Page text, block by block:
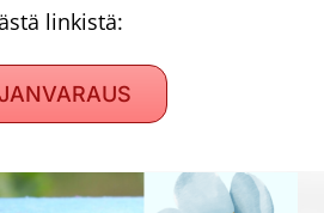
linkistä: